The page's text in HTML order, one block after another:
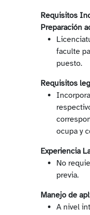
Requisitos
Preparación
faculte
puesto.
Requisitos
ocupa y
Experiencia
No
previa.
Manejo de
A nivel